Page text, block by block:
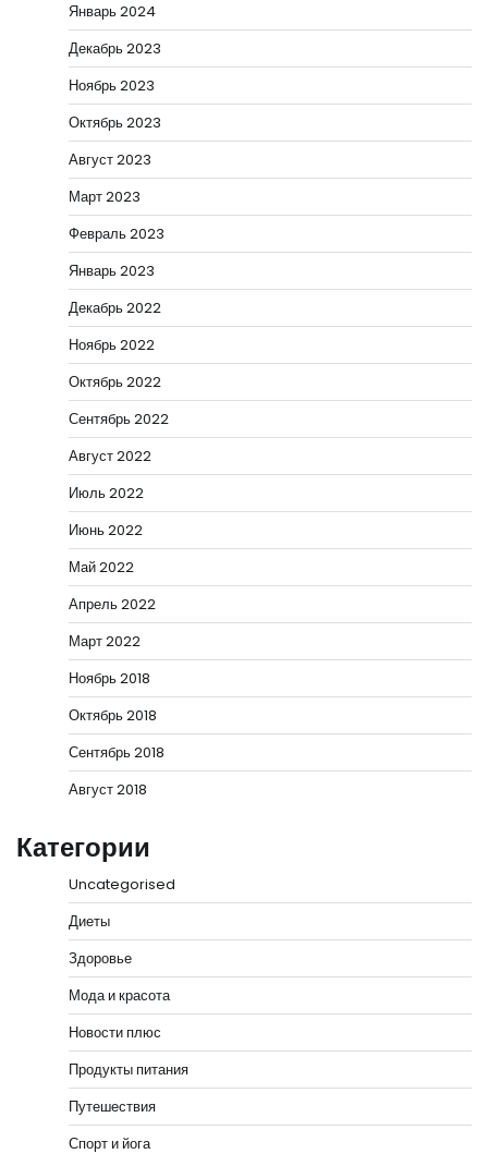
Январь 2024
Декабрь 2023
Ноябрь 2023
Октябрь 2023
Август 2023
Март 2023
Февраль 2023
Январь 2023
Декабрь 2022
Ноябрь 2022
Октябрь 2022
Сентябрь 2022
Август 2022
Июль 2022
Июнь 2022
Май 2022
Апрель 2022
Март 2022
Ноябрь 2018
Октябрь 2018
Сентябрь 2018
Август 2018
Категории
Uncategorised
Диеты
Здоровье
Мода и красота
Новости плюс
Продукты питания
Путешествия
Спорт и йога